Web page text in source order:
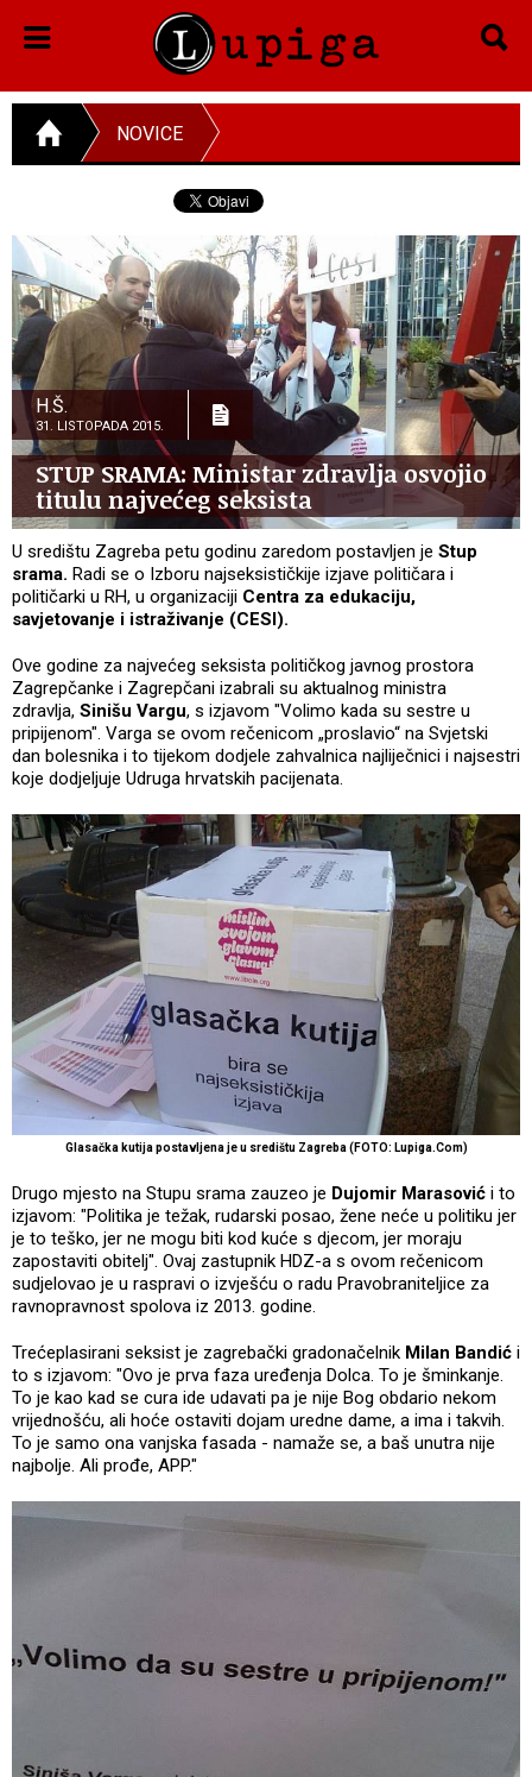
NOVICE
H.Š.
31. LISTOPADA 2015.
STUP SRAMA: Ministar zdravlja osvojio
titulu najvećeg seksista
U središtu Zagreba petu godinu zaredom postavljen je Stup
srama. Radi se o Izboru najseksističkije izjave političara i
političarki u RH, u organizaciji Centra za edukaciju,
savjetovanje i istraživanje (CESI).
Ove godine za najvećeg seksista političkog javnog prostora
Zagrepčanke i Zagrepčani izabrali su aktualnog ministra
zdravlja, Sinišu Vargu, s izjavom "Volimo kada su sestre u
pripijenom". Varga se ovom rečenicom „proslavio“ na Svjetski
dan bolesnika i to tijekom dodjele zahvalnica najliječnici i najsestri
koje dodjeljuje Udruga hrvatskih pacijenata.
Glasačka kutija postavljena je u središtu Zagreba (FOTO: Lupiga.Com)
Drugo mjesto na Stupu srama zauzeo je Dujomir Marasović i to
izjavom: "Politika je težak, rudarski posao, žene neće u politiku jer
je to teško, jer ne mogu biti kod kuće s djecom, jer moraju
zapostaviti obitelj". Ovaj zastupnik HDZ-a s ovom rečenicom
sudjelovao je u raspravi o izvješću o radu Pravobraniteljice za
ravnopravnost spolova iz 2013. godine.
Trećeplasirani seksist je zagrebački gradonačelnik Milan Bandić i
to s izjavom: "Ovo je prva faza uređenja Dolca. To je šminkanje.
To je kao kad se cura ide udavati pa je nije Bog obdario nekom
vrijednošću, ali hoće ostaviti dojam uredne dame, a ima i takvih.
To je samo ona vanjska fasada - namaže se, a baš unutra nije
najbolje. Ali prođe, APP."